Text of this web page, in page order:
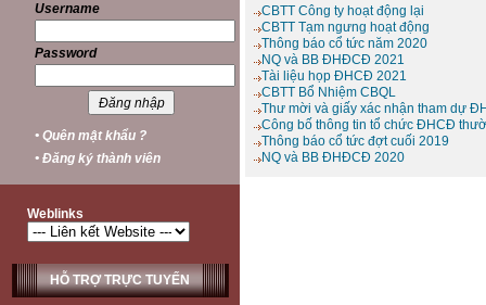
Username
Password
• Quên mật khẩu ?
• Đăng ký thành viên
Weblinks
HỖ TRỢ TRỰC TUYẾN
CBTT Công ty hoạt động lại
CBTT Tạm ngưng hoạt động
Thông báo cổ tức năm 2020
NQ và BB ĐHĐCĐ 2021
Tài liệu họp ĐHCĐ 2021
CBTT Bổ Nhiệm CBQL
Thư mời và giấy xác nhận tham dự
Công bố thông tin tổ chức ĐHCĐ
Thông báo cổ tức đợt cuối 2019
NQ và BB ĐHĐCĐ 2020